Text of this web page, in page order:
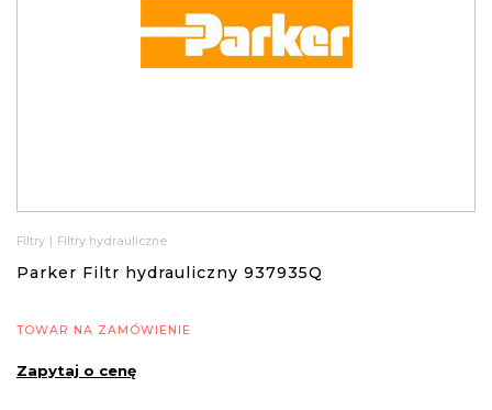
Filtry Filtry hydrauliczne
Parker Filtr hydrauliczny 937935Q
TOWAR NA ZAMÓWIENIE
Zapytaj o cenę